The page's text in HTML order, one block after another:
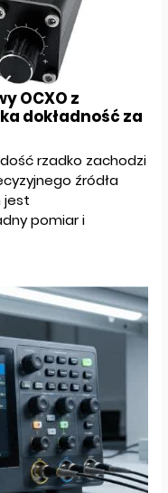
OCXO z
dokładność za
rzadko zachodzi
źródła
jest
pomiar i